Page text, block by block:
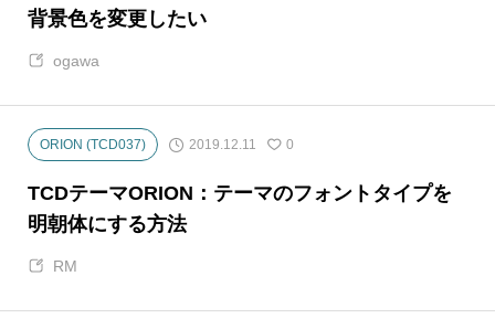
背景色を変更したい
ogawa
ORION (TCD037) 2019.12.11 0
TCDテーマORION：テーマのフォントタイプを
明朝体にする方法
RM